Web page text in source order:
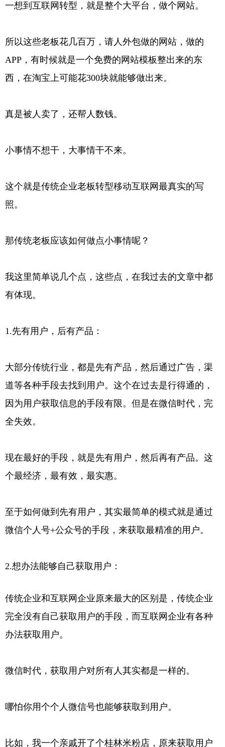
一想到互联网转型，就是整个大平台，做个网站。
所以这些老板花几百万，请人外包做的网站，做的
APP，有时候就是一个免费的网站模板整出来的东
西，在淘宝上可能花300块就能够做出来。
真是被人卖了，还帮人数钱。
小事情不想干，大事情干不来。
这个就是传统企业老板转型移动互联网最真实的写
照。
那传统老板应该如何做点小事情呢？
我这里简单说几个点，这些点，在我过去的文章中都
有体现。
1.先有用户，后有产品：
大部分传统行业，都是先有产品，然后通过广告，渠
道等各种手段去找到用户。这个在过去是行得通的，
因为用户获取信息的手段有限。但是在微信时代，完
全失效。
现在最好的手段，就是先有用户，然后再有产品。这
个最经济，最有效，最实惠。
至于如何做到先有用户，其实最简单的模式就是通过
微信个人号+公众号的手段，来获取最精准的用户。
2.想办法能够自己获取用户：
传统企业和互联网企业原来最大的区别是，传统企业
完全没有自己获取用户的手段，而互联网企业有各种
办法获取用户。
微信时代，获取用户对所有人其实都是一样的。
哪怕你用个个人微信号也能够获取到用户。
比如，我一个亲戚开了个桂林米粉店，原来获取用户